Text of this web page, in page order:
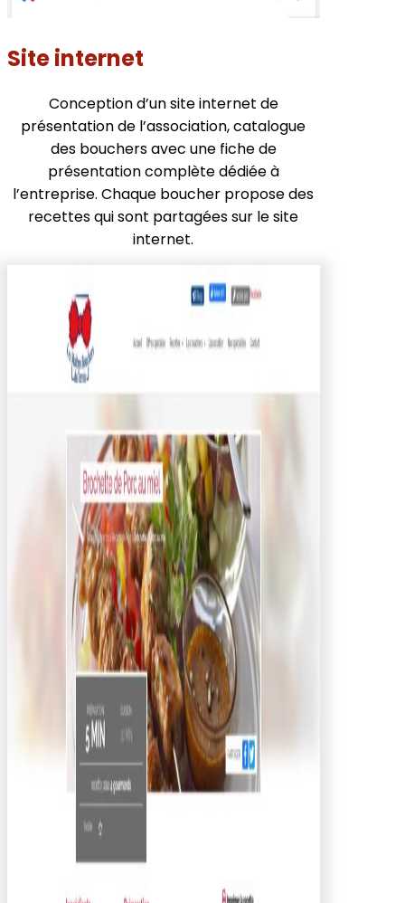
Site internet
Conception d’un site internet de
présentation de l’association, catalogue
des bouchers avec une fiche de
présentation complète dédiée à
l’entreprise. Chaque boucher propose des
recettes qui sont partagées sur le site
internet.